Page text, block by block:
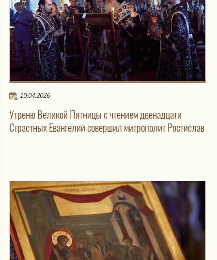
10.04.2026
Утреню Великой Пятницы с чтением двенадцати
Страстных Евангелий совершил митрополит Ростислав